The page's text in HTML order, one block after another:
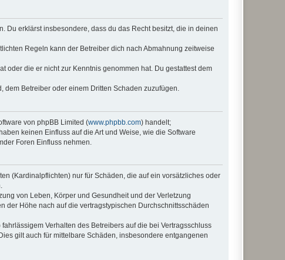
Du erklärst insbesondere, dass du das Recht besitzt, die in deinen
Regeln kann der Betreiber dich nach Abmahnung zeitweise
oder die er nicht zur Kenntnis genommen hat. Du gestattest dem
dem Betreiber oder einem Dritten Schaden zuzufügen.
von phpBB Limited (www.phpbb.com) handelt;
keinen Einfluss auf die Art und Weise, wie die Software
Foren Einfluss nehmen.
(Kardinalpflichten) nur für Schäden, die auf ein vorsätzliches oder
von Leben, Körper und Gesundheit und der Verletzung
der Höhe nach auf die vertragstypischen Durchschnittsschäden
Verhalten des Betreibers auf die bei Vertragsschluss
gilt auch für mittelbare Schäden, insbesondere entgangenen